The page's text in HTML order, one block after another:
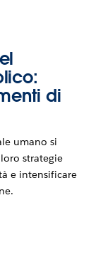
di
umano si
strategie
e intensificare